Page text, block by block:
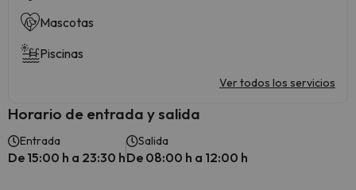
Mascotas
Piscinas
Ver todos los servicios
Horario de entrada y salida
Entrada
De 15:00 h a 23:30 h
Salida
De 08:00 h a 12:00 h